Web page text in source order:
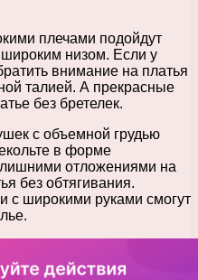
плечами подойдут
широким низом. Если у
внимание на платья
талией. А прекрасные
без бретелек.
с объемной грудью
в форме
отложениями на
без обтягивания.
с широкими руками смогут